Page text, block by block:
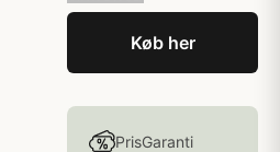
Køb her
PrisGaranti